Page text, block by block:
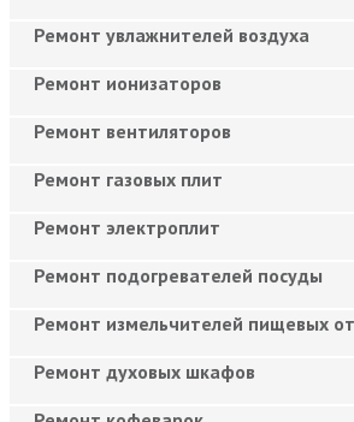
Ремонт увлажнителей воздуха
Ремонт ионизаторов
Ремонт вентиляторов
Ремонт газовых плит
Ремонт электроплит
Ремонт подогревателей посуды
Ремонт измельчителей пищевых
Ремонт духовых шкафов